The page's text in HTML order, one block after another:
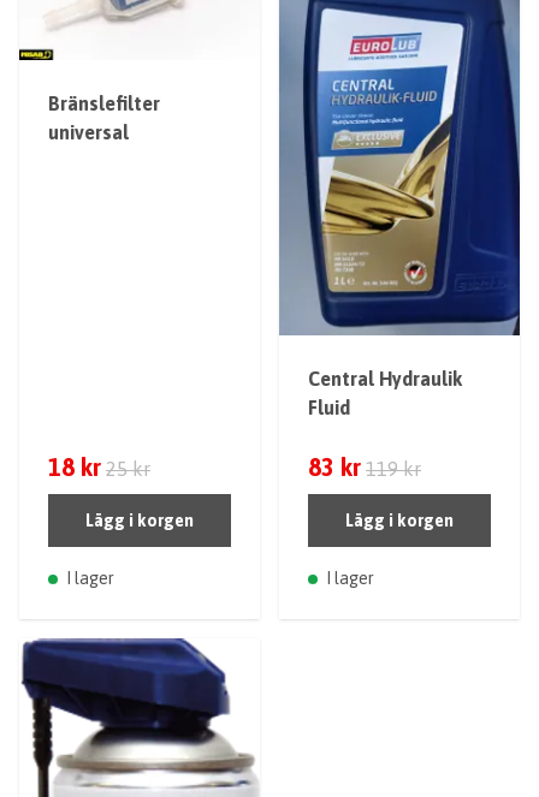
Bränslefilter
universal
18 kr 25 kr
Lägg i korgen
I lager
Central Hydraulik
Fluid
83 kr 119 kr
Lägg i korgen
I lager